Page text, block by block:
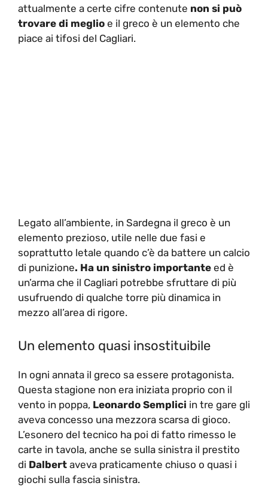
attualmente a certe cifre contenute non si può
trovare di meglio e il greco è un elemento che
piace ai tifosi del Cagliari.
Legato all’ambiente, in Sardegna il greco è un
elemento prezioso, utile nelle due fasi e
soprattutto letale quando c’è da battere un calcio
di punizione. Ha un sinistro importante ed è
un’arma che il Cagliari potrebbe sfruttare di più
usufruendo di qualche torre più dinamica in
mezzo all’area di rigore.
Un elemento quasi insostituibile
In ogni annata il greco sa essere protagonista.
Questa stagione non era iniziata proprio con il
vento in poppa, Leonardo Semplici in tre gare gli
aveva concesso una mezzora scarsa di gioco.
L’esonero del tecnico ha poi di fatto rimesso le
carte in tavola, anche se sulla sinistra il prestito
di Dalbert aveva praticamente chiuso o quasi i
giochi sulla fascia sinistra.